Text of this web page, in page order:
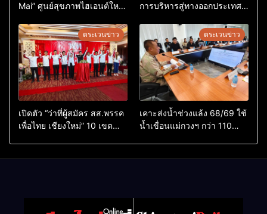
Mai” ศูนย์สุขภาพไฮเอนต์ใหญ่
การบริหารสู่ทางออกประเทศ
ตระเวนข่าว
เปิดตัว “ว่าที่ผู้สมัคร สส.พรรค
เพื่อไทย เชียงใหม่” 10 เขต
ตระเวนข่าว
เคาะส่งน้ำช่วงแล้ง 68/69 ใช้
น้ำเขื่อนแม่กวงฯ กว่า 110